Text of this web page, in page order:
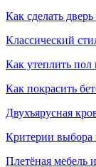
Как сделать
Классический
Как утеплить пол
Как покрасить
Двухъярусная
Критерии выбора
Плетёная мебель